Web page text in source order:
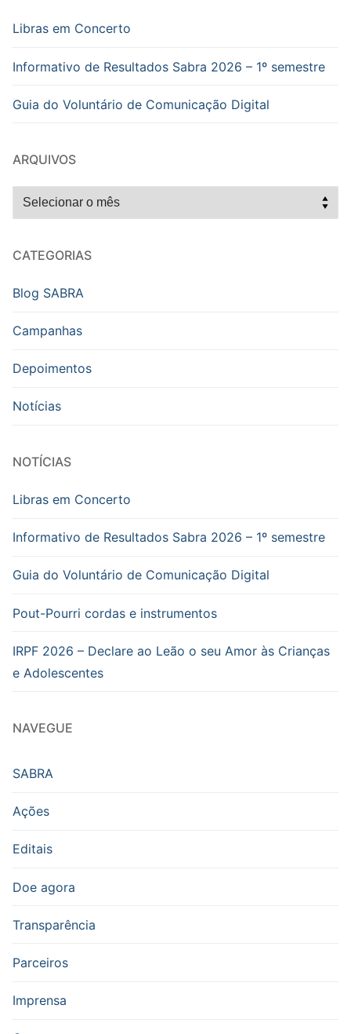
Libras em Concerto
Informativo de Resultados Sabra 2026 – 1º semestre
Guia do Voluntário de Comunicação Digital
ARQUIVOS
Arquivos
CATEGORIAS
Blog SABRA
Campanhas
Depoimentos
Notícias
NOTÍCIAS
Libras em Concerto
Informativo de Resultados Sabra 2026 – 1º semestre
Guia do Voluntário de Comunicação Digital
Pout-Pourri cordas e instrumentos
IRPF 2026 – Declare ao Leão o seu Amor às Crianças
e Adolescentes
NAVEGUE
SABRA
Ações
Editais
Doe agora
Transparência
Parceiros
Imprensa